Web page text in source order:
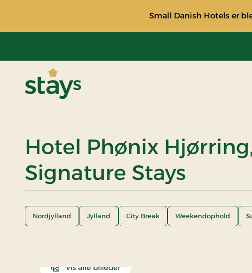
Small Danish Hotels er
Hotel Phønix
Signature Stays
Nordjylland Jylland City Break Weekendophold
Vis alle billeder